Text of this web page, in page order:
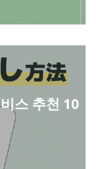
스 추천 10